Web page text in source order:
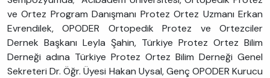
ve Ortez Program Danışmanı Protez Ortez Uzmanı Erkan
Evrendilek, OPODER Ortopedik Protez ve Ortezciler
Dernek Başkanı Leyla Şahin, Türkiye Protez Ortez Bilim
Derneği adına Türkiye Protez Ortez Bilim Derneği Genel
Sekreteri Dr. Öğr. Üyesi Hakan Uysal, Genç OPODER Kurucu